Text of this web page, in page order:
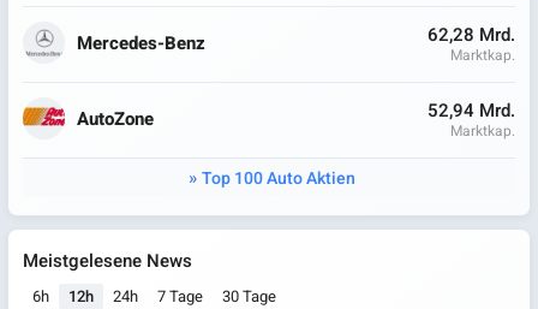
Mercedes-Benz 62,28 Mrd.
Marktkap.
AutoZone 52,94 Mrd.
Marktkap.
Top 100 Auto Aktien
Meistgelesene News
6h 12h 24h 7 Tage 30 Tage